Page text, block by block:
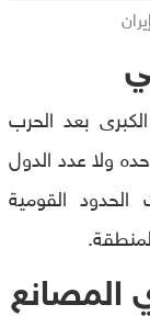
بعد الحرب
ولا عدد الدول
الحدود القومية
المصانع